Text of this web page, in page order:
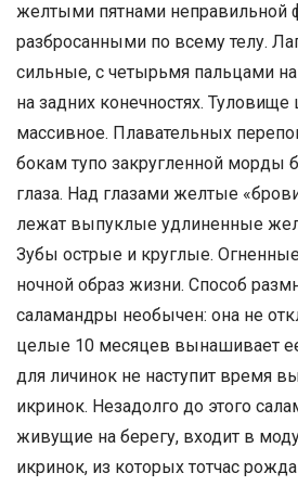
желтыми пятнами неправильной
разбросанными по всему телу.
сильные, с четырьмя пальцами
на задних конечностях.
массивное. Плавательных
бокам тупо закругленной морды
глаза. Над глазами желтые
лежат выпуклые удлиненные
Зубы острые и круглые.
ночной образ жизни. Способ
саламандры необычен: она не
целые 10 месяцев вынашивает
для личинок не наступит время
икринок. Незадолго до этого
живущие на берегу, входит в
икринок, из которых тотчас